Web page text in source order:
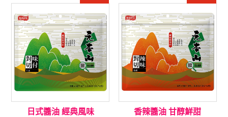
日式醬油 經典風味 香辣醬油 甘醇鮮甜